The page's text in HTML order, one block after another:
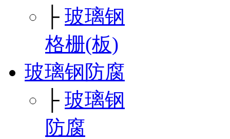
├ 玻璃钢
格栅(板)
玻璃钢防腐
├ 玻璃钢
防腐